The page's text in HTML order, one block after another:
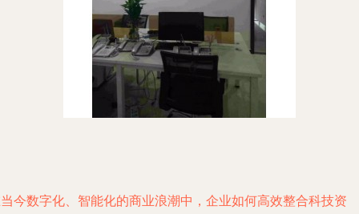
今数字化、智能化的商业浪潮中，企业如何高效整合科技资